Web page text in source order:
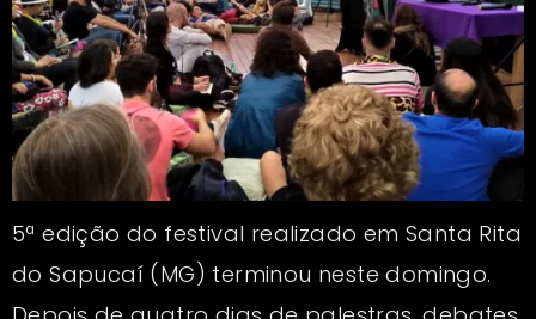
5ª edição do festival realizado em Santa Rita
do Sapucaí (MG) terminou neste domingo.